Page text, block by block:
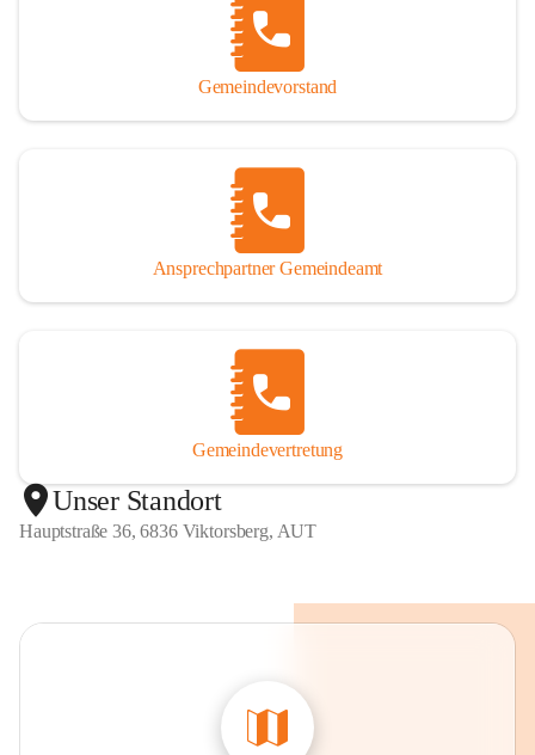
Gemeindevorstand
Ansprechpartner Gemeindeamt
Gemeindevertretung
Unser Standort
Hauptstraße 36, 6836 Viktorsberg, AUT